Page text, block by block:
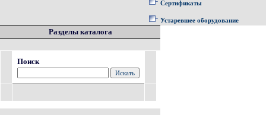
Сертификаты
Устаревшее оборудование
Разделы каталога
Поиск